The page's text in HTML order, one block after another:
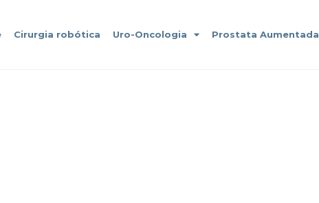
Cirurgia robótica Uro-Oncologia Prostata Aumentada